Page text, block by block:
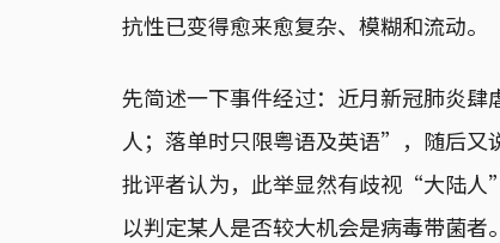
抗性已变得愈来愈复杂、模糊和流动。
先简述一下事件经过：近月新冠肺炎
人；落单时只限粤语及英语”，随后
批评者认为，此举显然有歧视“大陆人
以判定某人是否较大机会是病毒带菌